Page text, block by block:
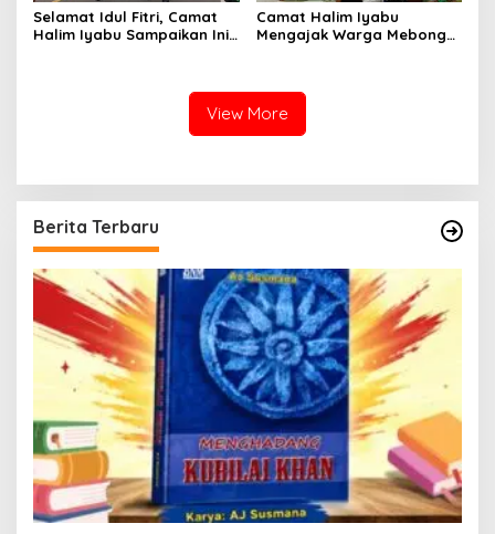
Selamat Idul Fitri, Camat
Halim Iyabu Sampaikan Ini
Camat Halim Iyabu
Mengajak Warga Mebongo
View More
Berita Terbaru